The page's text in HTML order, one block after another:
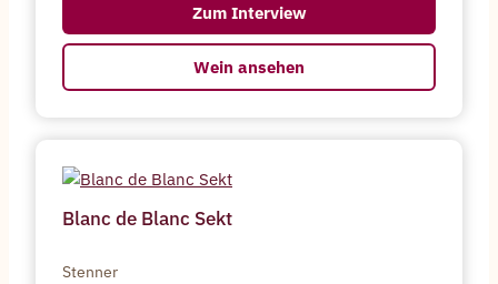
Zum Interview
Wein ansehen
Blanc de Blanc Sekt
Stenner